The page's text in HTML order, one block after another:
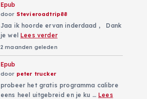
Epub
door Stevieroadtrip88
Jaa ik hoorde ervan inderdaad , Dank
je wel Lees verder
2 maanden geleden
Epub
door peter trucker
probeer het gratis programma calibre
eens heel uitgebreid en je ku … Lees